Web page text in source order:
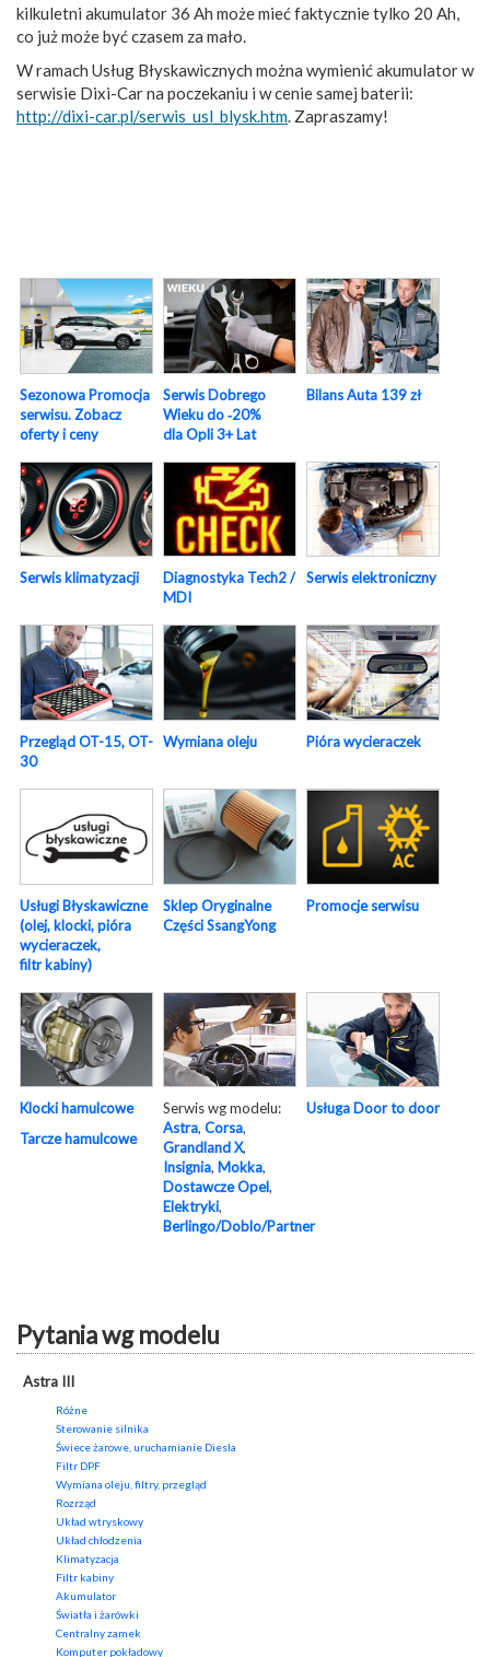
kilkuletni akumulator 36 Ah może mieć faktycznie tylko 20 Ah,
co już może być czasem za mało.
W ramach Usług Błyskawicznych można wymienić akumulator w
serwisie Dixi-Car na poczekaniu i w cenie samej baterii:
http://dixi-car.pl/serwis_usl_blysk.htm. Zapraszamy!
Sezonowa Promocja
serwisu. Zobacz
oferty i ceny
Serwis Dobrego
Wieku do ‑20%
dla Opli 3+ Lat
Bilans Auta 139 zł
Serwis klimatyzacji
Diagnostyka Tech2 /
MDI
Serwis elektroniczny
Przegląd OT-15, OT-
30
Wymiana oleju Pióra wycieraczek
Usługi Błyskawiczne
(olej, klocki, pióra
wycieraczek,
filtr kabiny)
Sklep Oryginalne
Części SsangYong
Promocje serwisu
Klocki hamulcowe
Tarcze hamulcowe
Serwis wg modelu:
Astra, Corsa,
Grandland X,
Insignia, Mokka,
Dostawcze Opel,
Elektryki,
Berlingo/Doblo/Partner
Usługa Door to door
Pytania wg modelu
Astra III
Różne
Sterowanie silnika
Świece żarowe, uruchamianie Diesla
Filtr DPF
Wymiana oleju, filtry, przegląd
Rozrząd
Układ wtryskowy
Układ chłodzenia
Klimatyzacja
Filtr kabiny
Akumulator
Światła i żarówki
Centralny zamek
Komputer pokładowy